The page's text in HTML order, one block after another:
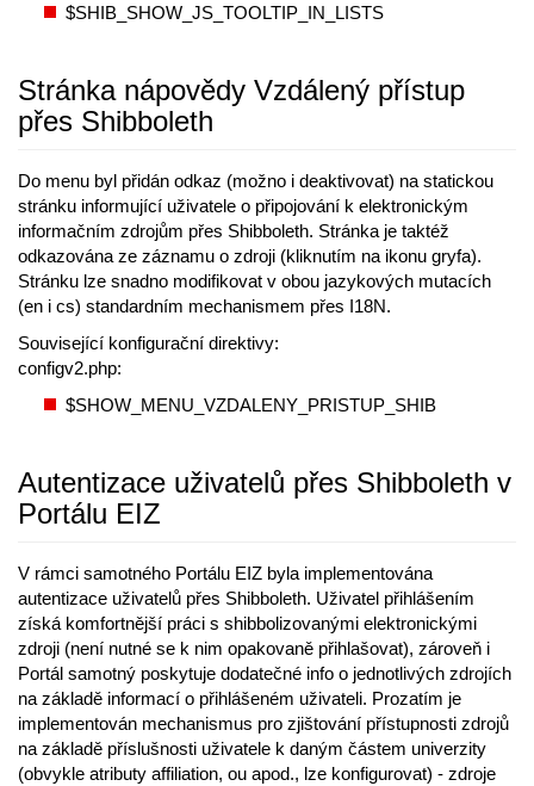
$SHIB_SHOW_JS_TOOLTIP_IN_LISTS
Stránka nápovědy Vzdálený přístup
přes Shibboleth
Do menu byl přidán odkaz (možno i deaktivovat) na statickou
stránku informující uživatele o připojování k elektronickým
informačním zdrojům přes Shibboleth. Stránka je taktéž
odkazována ze záznamu o zdroji (kliknutím na ikonu gryfa).
Stránku lze snadno modifikovat v obou jazykových mutacích
(en i cs) standardním mechanismem přes I18N.
Související konfigurační direktivy:
configv2.php:
$SHOW_MENU_VZDALENY_PRISTUP_SHIB
Autentizace uživatelů přes Shibboleth v
Portálu EIZ
V rámci samotného Portálu EIZ byla implementována
autentizace uživatelů přes Shibboleth. Uživatel přihlášením
získá komfortnější práci s shibbolizovanými elektronickými
zdroji (není nutné se k nim opakovaně přihlašovat), zároveň i
Portál samotný poskytuje dodatečné info o jednotlivých zdrojích
na základě informací o přihlášeném uživateli. Prozatím je
implementován mechanismus pro zjištování přístupnosti zdrojů
na základě příslušnosti uživatele k daným částem univerzity
(obvykle atributy affiliation, ou apod., lze konfigurovat) - zdroje